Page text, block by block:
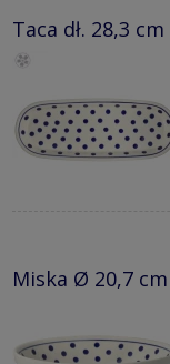
Taca dł. 28,3
Miska Ø 20,7 cm